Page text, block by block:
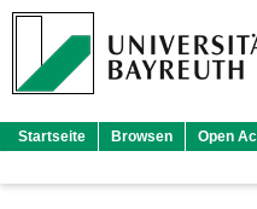
Startseite Browsen Open